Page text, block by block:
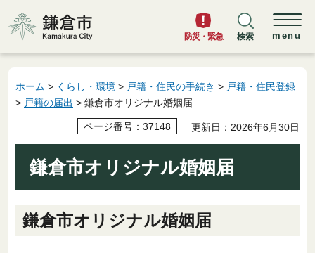
鎌倉市
防災・緊急 検索 menu
ホーム > くらし・環境 > 戸籍・住民の手続き > 戸籍・住民登録
> 戸籍の届出 > 鎌倉市オリジナル婚姻届
ページ番号：37148 更新日：2026年6月30日
鎌倉市オリジナル婚姻届
鎌倉市オリジナル婚姻届